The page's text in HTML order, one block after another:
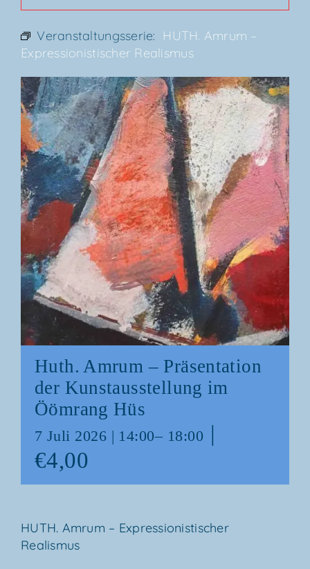
Veranstaltungsserie:
HUTH. Amrum –
Expres­sio­nis­ti­scher Realismus
Huth. Amrum – Prä­sen­ta­ti­on
der Kunst­aus­stel­lung im
Ööm­rang Hüs
7 Juli 2026 | 14:00– 18:00 |
€4,00
HUTH. Amrum – Expres­sio­nis­ti­scher
Realismus